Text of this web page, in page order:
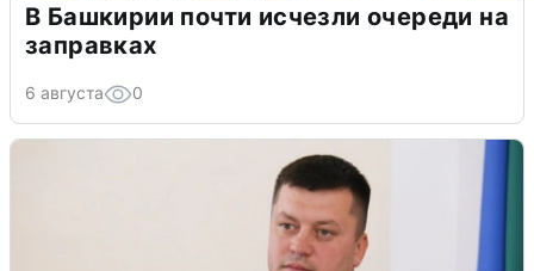
В Башкирии почти исчезли очереди на
заправках
6 августа 0